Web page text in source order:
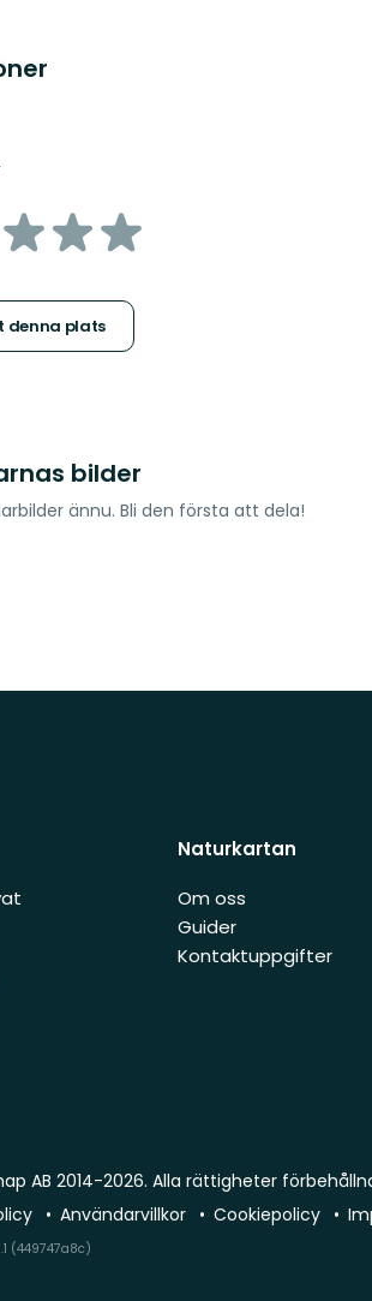
denna plats
bilder
ännu. Bli den första att dela!
Naturkartan
Om oss
Guider
Kontaktuppgifter
AB 2014-2026. Alla rättigheter
Användarvillkor Cookiepolicy
(449747a8c)